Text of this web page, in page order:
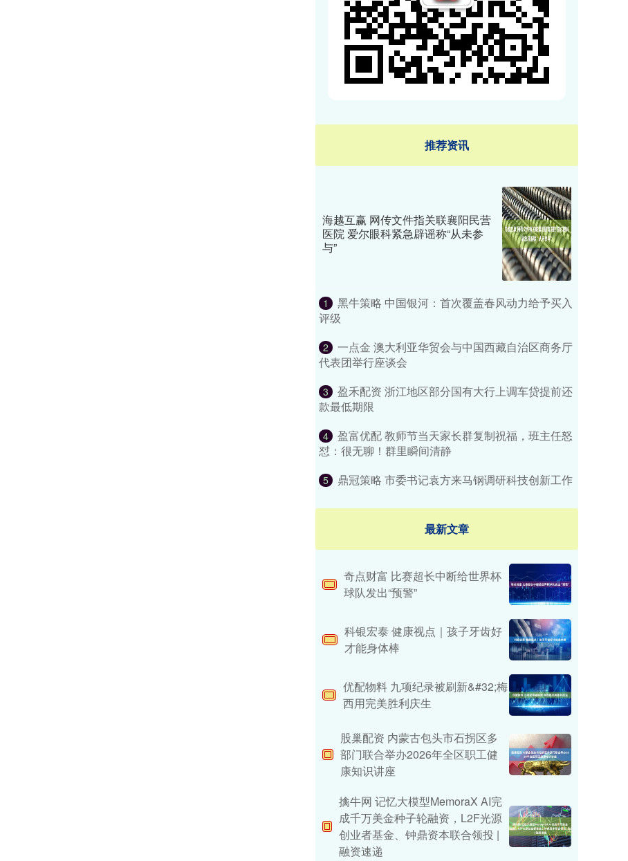
推荐资讯
海越互赢 网传文件指关联襄阳民营
医院 爱尔眼科紧急辟谣称“从未参
与”
1
黑牛策略 中国银河：首次覆盖春风动力给予买入
评级
2
一点金 澳大利亚华贸会与中国西藏自治区商务厅
代表团举行座谈会
3
盈禾配资 浙江地区部分国有大行上调车贷提前还
款最低期限
4
盈富优配 教师节当天家长群复制祝福，班主任怒
怼：很无聊！群里瞬间清静
5 鼎冠策略 市委书记袁方来马钢调研科技创新工作
最新文章
奇点财富 比赛超长中断给世界杯
球队发出“预警”
科银宏泰 健康视点｜孩子牙齿好
才能身体棒
优配物料 九项纪录被刷新&#32;梅
西用完美胜利庆生
股巢配资 内蒙古包头市石拐区多
部门联合举办2026年全区职工健
康知识讲座
擒牛网 记忆大模型MemoraX AI完
成千万美金种子轮融资，L2F光源
创业者基金、钟鼎资本联合领投 |
融资速递